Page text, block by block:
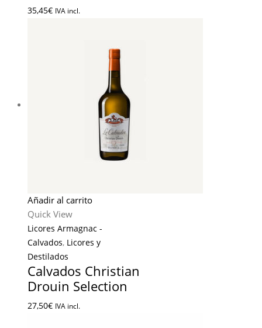
35,45€ IVA incl.
Añadir al carrito
Quick View
Licores Armagnac -
Calvados, Licores y
Destilados
Calvados Christian
Drouin Selection
27,50€ IVA incl.